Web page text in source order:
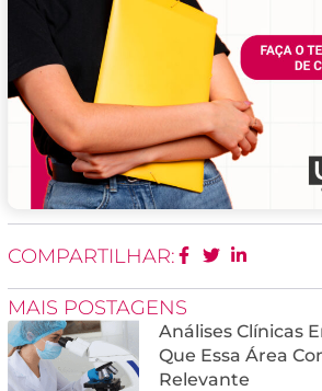
COMPARTILHAR:
MAIS POSTAGENS
Análises Clínicas
Que Essa Área
Relevante